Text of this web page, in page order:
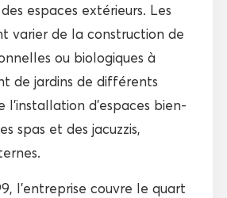
espaces extérieurs. Les
varier de la construction de
ou biologiques à
de jardins de différents
l’installation d’espaces bien-
spas et des jacuzzis,
l’entreprise couvre le quart